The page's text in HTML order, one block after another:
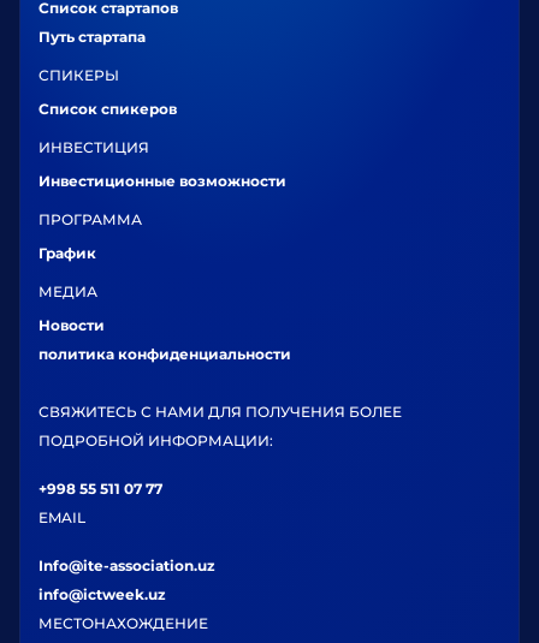
Список стартапов
Путь стартапа
СПИКЕРЫ
Список спикеров
ИНВЕСТИЦИЯ
Инвестиционные возможности
ПРОГРАММА
График
МЕДИА
Новости
политика конфиденциальности
СВЯЖИТЕСЬ С НАМИ ДЛЯ ПОЛУЧЕНИЯ БОЛЕЕ
ПОДРОБНОЙ ИНФОРМАЦИИ:
+998 55 511 07 77
EMAIL
Info@ite-association.uz
info@ictweek.uz
МЕСТОНАХОЖДЕНИЕ